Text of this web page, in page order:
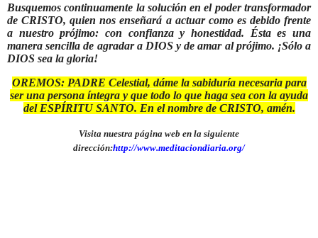
Busquemos continuamente la solución en el poder transformador
de CRISTO, quien nos enseñará a actuar como es debido frente
a nuestro prójimo: con confianza y honestidad. Ésta es una
manera sencilla de agradar a DIOS y de amar al prójimo. ¡Sólo a
DIOS sea la gloria!
OREMOS: PADRE Celestial, dáme la sabiduría necesaria para
ser una persona íntegra y que todo lo que haga sea con la ayuda
del ESPÍRITU SANTO. En el nombre de CRISTO, amén.
Visita nuestra página web en la siguiente
dirección:http://www.meditaciondiaria.org/